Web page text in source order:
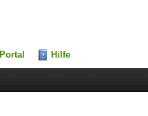
Portal Hilfe